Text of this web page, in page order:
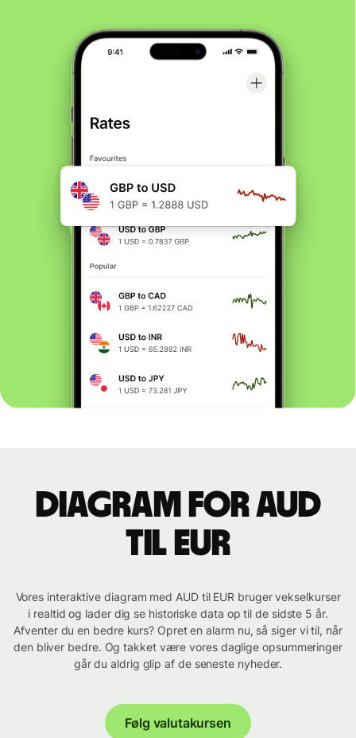
Diagram for AUD
til EUR
Vores interaktive diagram med AUD til EUR bruger vekselkurser
i realtid og lader dig se historiske data op til de sidste 5 år.
Afventer du en bedre kurs? Opret en alarm nu, så siger vi til, når
den bliver bedre. Og takket være vores daglige opsummeringer
går du aldrig glip af de seneste nyheder.
Følg valutakursen